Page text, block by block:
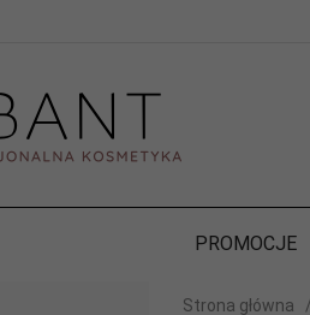
PROMOCJE
Strona główna